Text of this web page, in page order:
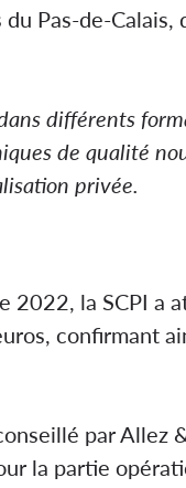
Pas-de-Calais,
différents
de qualité
privée.
2022, la SCPI a
confirmant
par Allez
la partie